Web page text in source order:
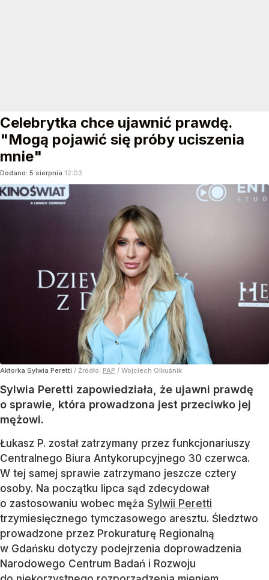
Celebrytka chce ujawnić prawdę.
"Mogą pojawić się próby uciszenia
mnie"
Dodano: 5 sierpnia 12:03
Aktorka Sylwia Peretti / Źródło: PAP / Wojciech Olkuśnik
Sylwia Peretti zapowiedziała, że ujawni prawdę
o sprawie, która prowadzona jest przeciwko jej
mężowi.
Łukasz P. został zatrzymany przez funkcjonariuszy
Centralnego Biura Antykorupcyjnego 30 czerwca.
W tej samej sprawie zatrzymano jeszcze cztery
osoby. Na początku lipca sąd zdecydował
o zastosowaniu wobec męża Sylwii Peretti
trzymiesięcznego tymczasowego aresztu. Śledztwo
prowadzone przez Prokuraturę Regionalną
w Gdańsku dotyczy podejrzenia doprowadzenia
Narodowego Centrum Badań i Rozwoju